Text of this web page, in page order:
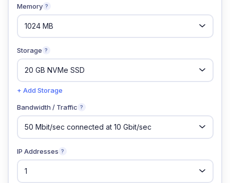
Memory ?
Storage ?
+ Add Storage
Bandwidth / Traffic ?
IP Addresses ?